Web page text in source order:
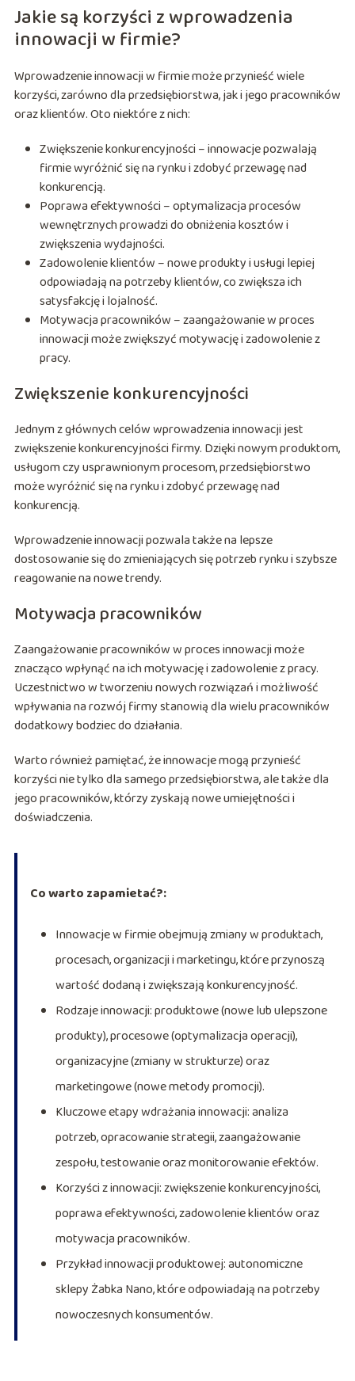
Jakie są korzyści z wprowadzenia
innowacji w firmie?
Wprowadzenie innowacji w firmie może przynieść wiele
korzyści, zarówno dla przedsiębiorstwa, jak i jego pracowników
oraz klientów. Oto niektóre z nich:
Zwiększenie konkurencyjności – innowacje pozwalają
firmie wyróżnić się na rynku i zdobyć przewagę nad
konkurencją.
Poprawa efektywności – optymalizacja procesów
wewnętrznych prowadzi do obniżenia kosztów i
zwiększenia wydajności.
Zadowolenie klientów – nowe produkty i usługi lepiej
odpowiadają na potrzeby klientów, co zwiększa ich
satysfakcję i lojalność.
Motywacja pracowników – zaangażowanie w proces
innowacji może zwiększyć motywację i zadowolenie z
pracy.
Zwiększenie konkurencyjności
Jednym z głównych celów wprowadzenia innowacji jest
zwiększenie konkurencyjności firmy. Dzięki nowym produktom,
usługom czy usprawnionym procesom, przedsiębiorstwo
może wyróżnić się na rynku i zdobyć przewagę nad
konkurencją.
Wprowadzenie innowacji pozwala także na lepsze
dostosowanie się do zmieniających się potrzeb rynku i szybsze
reagowanie na nowe trendy.
Motywacja pracowników
Zaangażowanie pracowników w proces innowacji może
znacząco wpłynąć na ich motywację i zadowolenie z pracy.
Uczestnictwo w tworzeniu nowych rozwiązań i możliwość
wpływania na rozwój firmy stanowią dla wielu pracowników
dodatkowy bodziec do działania.
Warto również pamiętać, że innowacje mogą przynieść
korzyści nie tylko dla samego przedsiębiorstwa, ale także dla
jego pracowników, którzy zyskają nowe umiejętności i
doświadczenia.
Co warto zapamietać?:
Innowacje w firmie obejmują zmiany w produktach,
procesach, organizacji i marketingu, które przynoszą
wartość dodaną i zwiększają konkurencyjność.
Rodzaje innowacji: produktowe (nowe lub ulepszone
produkty), procesowe (optymalizacja operacji),
organizacyjne (zmiany w strukturze) oraz
marketingowe (nowe metody promocji).
Kluczowe etapy wdrażania innowacji: analiza
potrzeb, opracowanie strategii, zaangażowanie
zespołu, testowanie oraz monitorowanie efektów.
Korzyści z innowacji: zwiększenie konkurencyjności,
poprawa efektywności, zadowolenie klientów oraz
motywacja pracowników.
Przykład innowacji produktowej: autonomiczne
sklepy Żabka Nano, które odpowiadają na potrzeby
nowoczesnych konsumentów.